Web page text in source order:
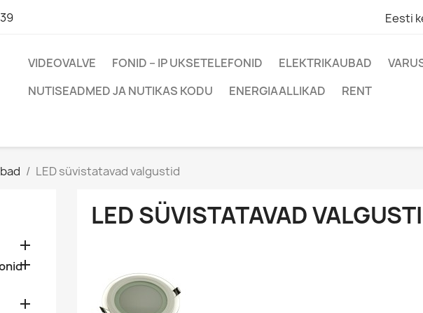
Eesti
VIDEOVALVE FONID – IP UKSETELEFONID ELEKTRIKAUBAD
NUTISEADMED JA NUTIKAS KODU
ENERGIAALLIKAD RENT
LED süvistatavad valgustid



LED SÜVISTATAVAD